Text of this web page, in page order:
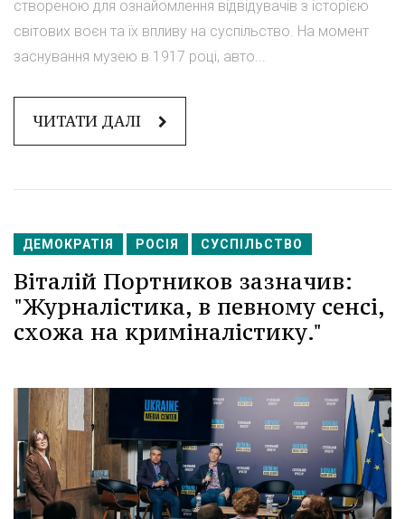
створеною для ознайомлення відвідувачів з історією
світових воєн та їх впливу на суспільство. На момент
заснування музею в 1917 році, авто...
ЧИТАТИ ДАЛІ
ДЕМОКРАТІЯ РОСІЯ СУСПІЛЬСТВО
Віталій Портников зазначив:
"Журналістика, в певному сенсі,
схожа на криміналістику."